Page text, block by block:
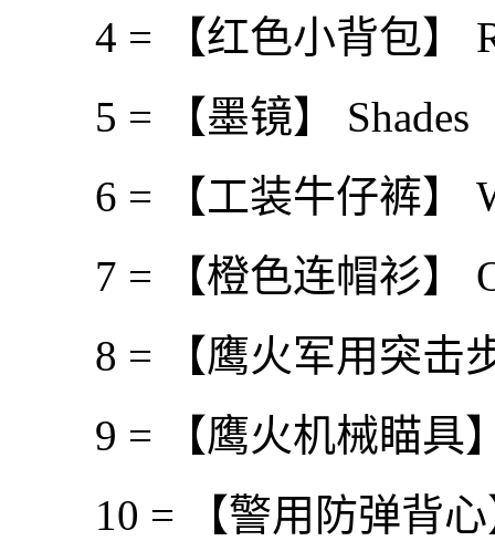
4 = 【红色小背包】
5 = 【墨镜】 Shades
6 = 【工装牛仔裤】
7 = 【橙色连帽衫】
8 = 【鹰火军用突击步
9 = 【鹰火机械瞄具】
10 = 【警用防弹背心